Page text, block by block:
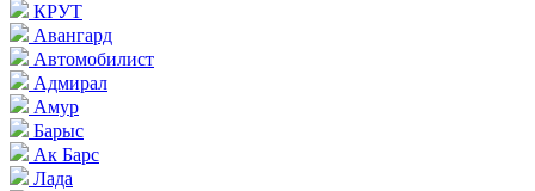
КРУТ
Авангард
Автомобилист
Адмирал
Амур
Барыс
Ак Барс
Лада